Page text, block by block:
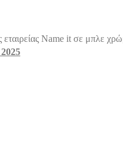
εταιρείας Name it σε μπλε